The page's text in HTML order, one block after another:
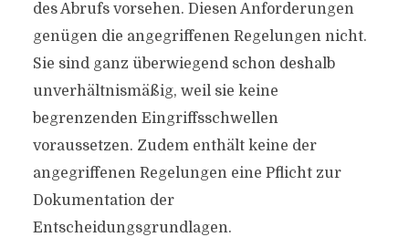
des Abrufs vorsehen. Diesen Anforderungen
genügen die angegriffenen Regelungen nicht.
Sie sind ganz überwiegend schon deshalb
unverhältnismäßig, weil sie keine
begrenzenden Eingriffsschwellen
voraussetzen. Zudem enthält keine der
angegriffenen Regelungen eine Pflicht zur
Dokumentation der
Entscheidungsgrundlagen.